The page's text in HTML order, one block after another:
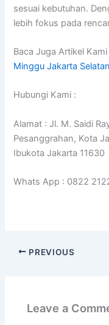
sesuai kebutuhan.
lebih fokus pada
Baca Juga Artikel Kami
Minggu Jakarta Selatan
Hubungi Kami :
Alamat : Jl. M. Saidi
Pesanggrahan, Kota
Ibukota Jakarta 11630
Whats App : 0822
PREVIOUS
Leave a